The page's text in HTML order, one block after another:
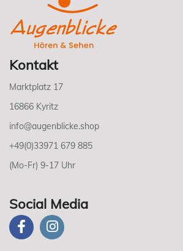
Kontakt
Marktplatz 17
16866 Kyritz
info@augenblicke.shop
+49(0)33971 679 885
(Mo-Fr) 9-17 Uhr
Social Media